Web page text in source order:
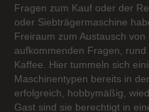
Fragen zum Kauf oder der
oder Siebträgermaschine
Freiraum zum Austausch
aufkommenden Fragen,
Kaffee. Hier tummeln sich
Maschinentypen bereits in
erfolgreich, hobbymäßig,
Gast sind sie berechtigt in